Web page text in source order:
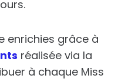
enrichies grâce à
réalisée via la
à chaque Miss